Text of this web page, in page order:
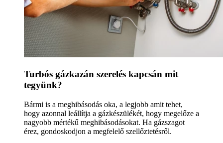
Turbós gázkazán szerelés kapcsán mit
tegyünk?
Bármi is a meghibásodás oka, a legjobb amit tehet,
hogy azonnal leállítja a gázkészülékét, hogy megelőze a
nagyobb mértékű meghibásodásokat. Ha gázszagot
érez, gondoskodjon a megfelelő szellőztetésről.